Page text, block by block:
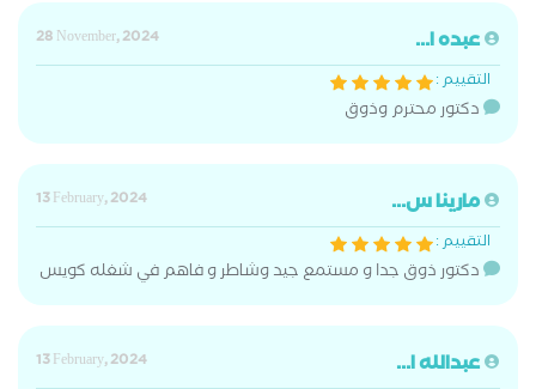
عبده ا...
28 November, 2024
التقييم :
دكتور محترم وذوق
مارينا س...
13 February, 2024
التقييم :
دكتور ذوق جدا و مستمع جيد وشاطر و فاهم في شغله كويس
عبدالله ا...
13 February, 2024